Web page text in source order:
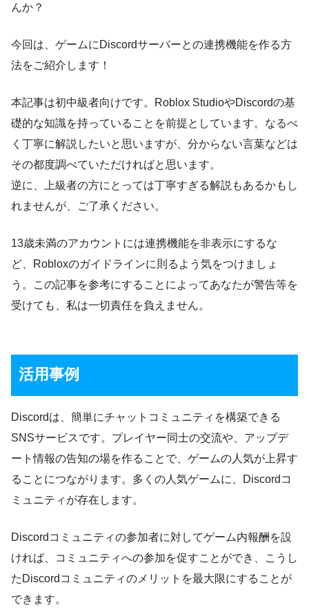
んか？
今回は、ゲームにDiscordサーバーとの連携機能を作る方
法をご紹介します！
本記事は初中級者向けです。Roblox StudioやDiscordの基
礎的な知識を持っていることを前提としています。なるべ
く丁寧に解説したいと思いますが、分からない言葉などは
その都度調べていただければと思います。
逆に、上級者の方にとっては丁寧すぎる解説もあるかもし
れませんが、ご了承ください。
13歳未満のアカウントには連携機能を非表示にするな
ど、Robloxのガイドラインに則るよう気をつけましょ
う。この記事を参考にすることによってあなたが警告等を
受けても、私は一切責任を負えません。
活用事例
Discordは、簡単にチャットコミュニティを構築できる
SNSサービスです。プレイヤー同士の交流や、アップデ
ート情報の告知の場を作ることで、ゲームの人気が上昇す
ることにつながります。多くの人気ゲームに、Discordコ
ミュニティが存在します。
Discordコミュニティの参加者に対してゲーム内報酬を設
ければ、コミュニティへの参加を促すことができ、こうし
たDiscordコミュニティのメリットを最大限にすることが
できます。